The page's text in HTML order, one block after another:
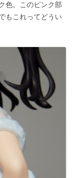
色。このピンク部
もこれってどうい